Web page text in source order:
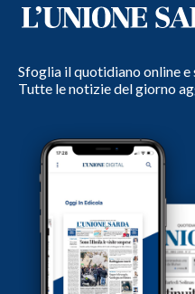
Sfoglia il quotidiano online
Tutte le notizie del giorno